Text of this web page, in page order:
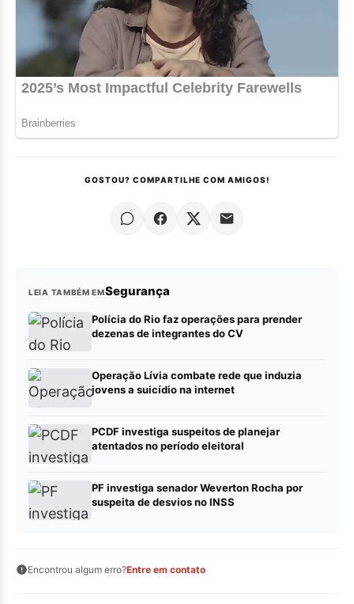
GOSTOU? COMPARTILHE COM AMIGOS!
LEIA TAMBÉM EMSegurança
Polícia do Rio faz operações para prender
dezenas de integrantes do CV
Operação Lívia combate rede que induzia
jovens a suicídio na internet
PCDF investiga suspeitos de planejar
atentados no período eleitoral
PF investiga senador Weverton Rocha por
suspeita de desvios no INSS
Encontrou algum erro?Entre em contato